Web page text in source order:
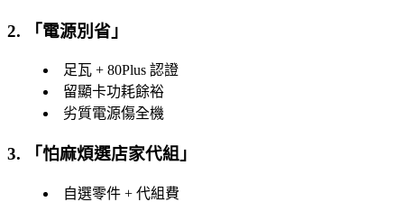
2. 「電源別省 」
足瓦 + 80Plus 認證
留顯卡功耗餘裕
劣質電源傷全機
3. 「怕麻煩選店家代組 」
自選零件 + 代組費